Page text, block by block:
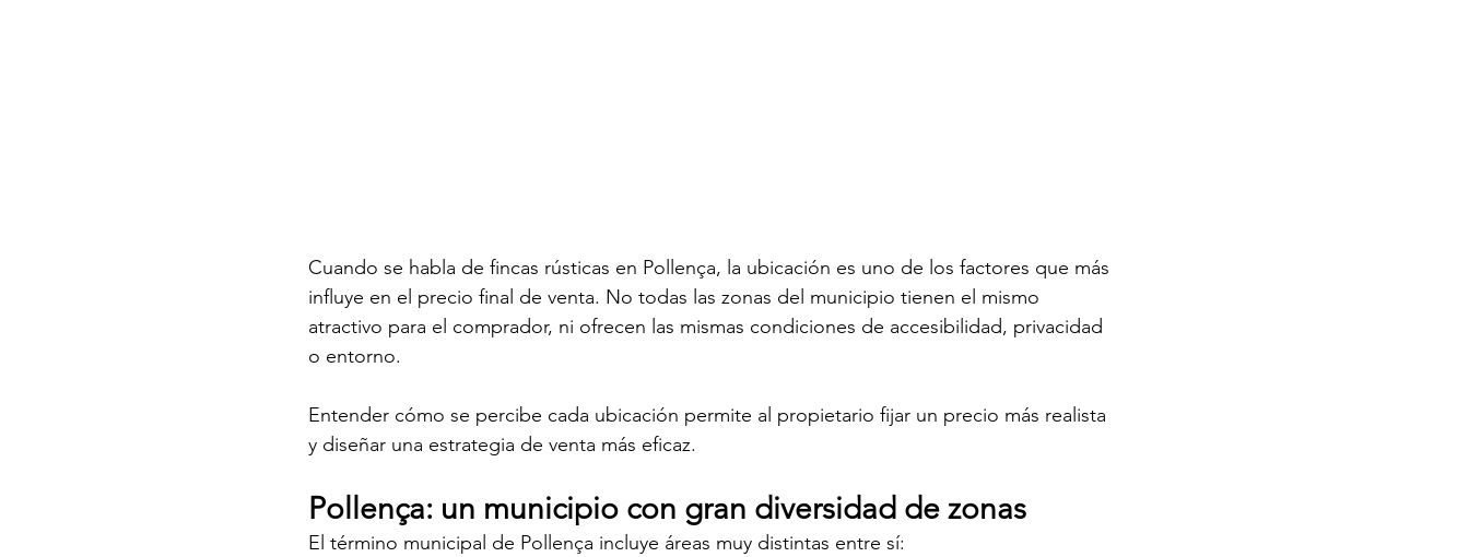
Cuando se habla de fincas rústicas en Pollença, la ubicación es uno de los factores que más
influye en el precio final de venta. No todas las zonas del municipio tienen el mismo
atractivo para el comprador, ni ofrecen las mismas condiciones de accesibilidad, privacidad
o entorno.
Entender cómo se percibe cada ubicación permite al propietario fijar un precio más realista
y diseñar una estrategia de venta más eficaz.
Pollença: un municipio con gran diversidad de zonas
El término municipal de Pollença incluye áreas muy distintas entre sí: